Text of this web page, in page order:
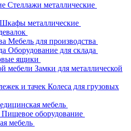
Стеллажи металлические
Шкафы металлические
Мебель для производства
Оборудование для склада
ящики
Замки для металлической
Колеса для грузовых
мебель
Пищевое оборудование
мебель